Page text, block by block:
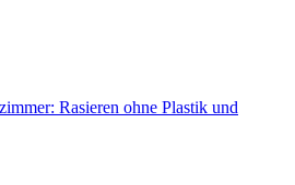
Rasieren ohne Plastik und